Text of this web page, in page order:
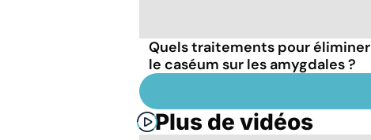
Quels traitements pour éliminer
le caséum sur les amygdales ?
Plus de vidéos